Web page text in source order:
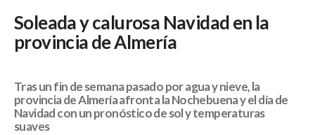
Soleada y calurosa Navidad en la
provincia de Almería
Tras un fin de semana pasado por agua y nieve, la
provincia de Almería afronta la Nochebuena y el día de
Navidad con un pronóstico de sol y temperaturas
suaves